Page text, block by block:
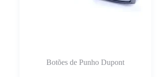
Botões de Punho Dupont